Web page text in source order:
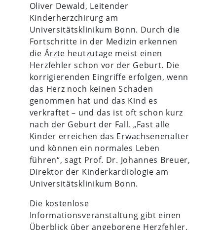
Oliver Dewald, Leitender
Kinderherzchirurg am
Universitätsklinikum Bonn. Durch die
Fortschritte in der Medizin erkennen
die Ärzte heutzutage meist einen
Herzfehler schon vor der Geburt. Die
korrigierenden Eingriffe erfolgen, wenn
das Herz noch keinen Schaden
genommen hat und das Kind es
verkraftet – und das ist oft schon kurz
nach der Geburt der Fall. „Fast alle
Kinder erreichen das Erwachsenenalter
und können ein normales Leben
führen“, sagt Prof. Dr. Johannes Breuer,
Direktor der Kinderkardiologie am
Universitätsklinikum Bonn.
Die kostenlose
Informationsveranstaltung gibt einen
Überblick über angeborene Herzfehler,